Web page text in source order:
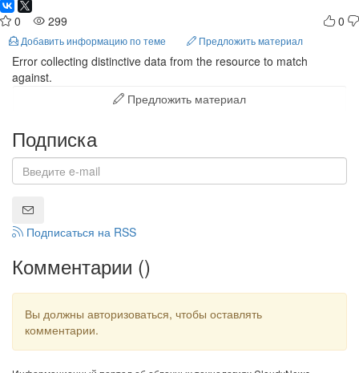
0 299 0
Добавить информацию по теме Предложить материал
Error collecting distinctive data from the resource to match
against.
Предложить материал
Подписка
Подписаться на RSS
Комментарии ()
Вы должны авторизоваться, чтобы оставлять
комментарии.